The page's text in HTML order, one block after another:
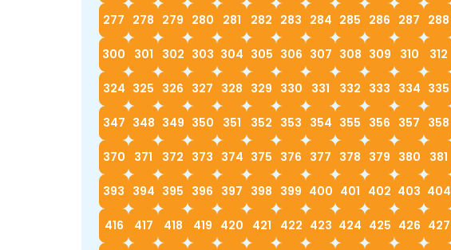
277 278 279 280 281 282 283 284 285 286 287 288
300 301 302 303 304 305 306 307 308 309 310 312
324 325 326 327 328 329 330 331 332 333 334 335
347 348 349 350 351 352 353 354 355 356 357 358
370 371 372 373 374 375 376 377 378 379 380 381
393 394 395 396 397 398 399 400 401 402 403 404
416 417 418 419 420 421 422 423 424 425 426 427